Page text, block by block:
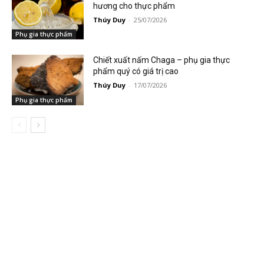
Phụ gia thực phẩm
hương cho thực phẩm
Thúy Duy - 25/07/2026
Phụ gia thực phẩm
Chiết xuất nấm Chaga – phụ gia thực
phẩm quý có giá trị cao
Thúy Duy - 17/07/2026